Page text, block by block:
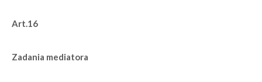
Art.16
Zadania mediatora